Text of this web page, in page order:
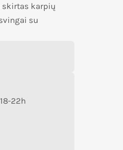
karpių
su
22h